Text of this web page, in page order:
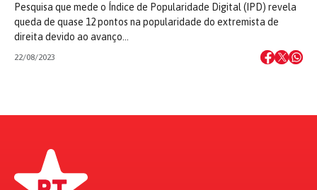
Pesquisa que mede o Índice de Popularidade Digital (IPD) revela
queda de quase 12 pontos na popularidade do extremista de
direita devido ao avanço…
22/08/2023